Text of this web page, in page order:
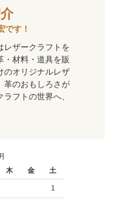
です！
レザークラフトを
・材料・道具を販
のオリジナルレザ
革のおもしろさが
フトの世界へ、
木 金 土
1